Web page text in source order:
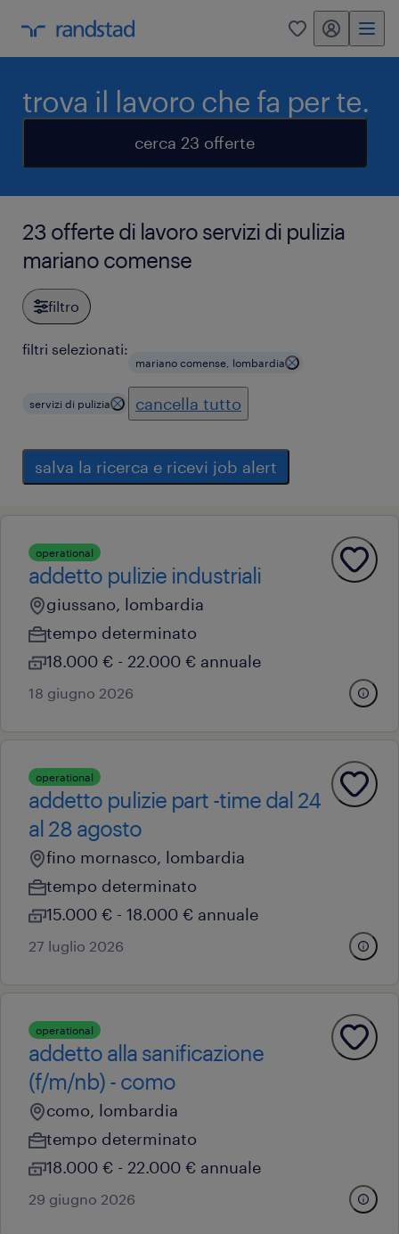
0 my randstad
trova il lavoro che fa per te.
cerca 23 offerte
23 offerte di lavoro servizi di pulizia
mariano comense
filtro
filtri selezionati:
mariano comense, lombardia
servizi di pulizia cancella tutto
salva la ricerca e ricevi job alert
operational
addetto pulizie industriali
giussano, lombardia
tempo determinato
18.000 € - 22.000 € annuale
18 giugno 2026
operational
addetto pulizie part -time dal 24
al 28 agosto
fino mornasco, lombardia
tempo determinato
15.000 € - 18.000 € annuale
27 luglio 2026
operational
addetto alla sanificazione
(f/m/nb) - como
como, lombardia
tempo determinato
18.000 € - 22.000 € annuale
29 giugno 2026